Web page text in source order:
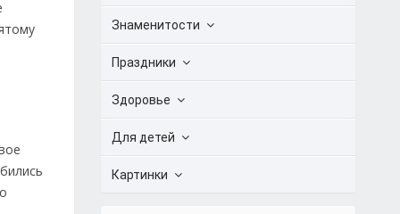
Знаменитости
Праздники
Здоровье
Для детей
Картинки